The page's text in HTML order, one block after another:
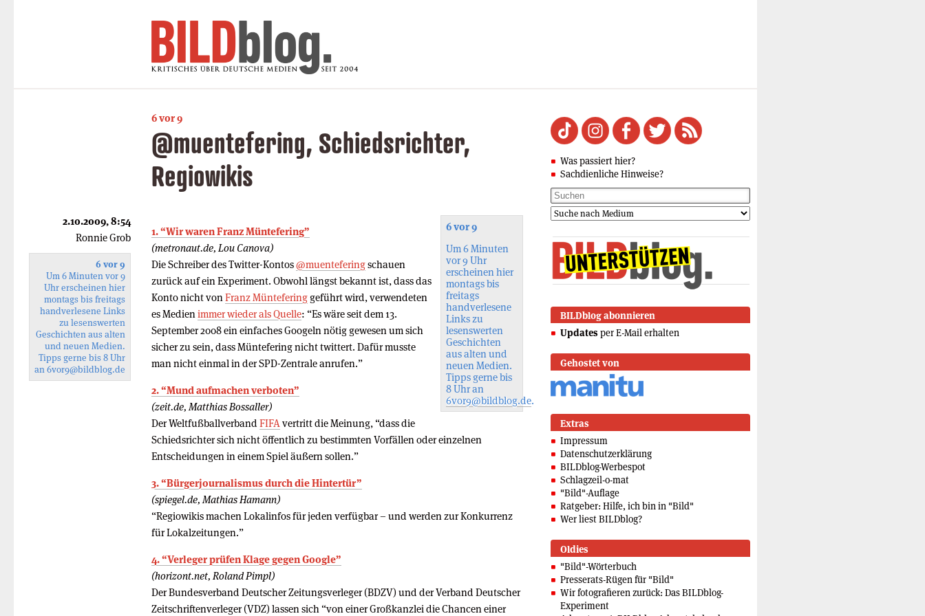
6 vor 9
@muentefering, Schiedsrichter,
Regiowikis
6 vor 9
Um 6 Minuten
vor 9 Uhr
erscheinen hier
montags bis
freitags
handverlesene
Links zu
lesenswerten
Geschichten
aus alten und
neuen Medien.
Tipps gerne bis
8 Uhr an
6vor9@bildblog.de.
1. “Wir waren Franz Müntefering”
(metronaut.de, Lou Canova)
Die Schreiber des Twitter-Kontos@muenteferingschauen
zurück auf ein Experiment. Obwohl längst bekannt ist, dass das
Konto nicht von Franz Münteferinggeführt wird, verwendeten
es Medien immer wieder als Quelle: “Es wäre seit dem 13.
September 2008 ein einfaches Googeln nötig gewesen um sich
sicher zu sein, dass Müntefering nicht twittert. Dafür musste
man nicht einmal in der SPD-Zentrale anrufen.”
2. “Mund aufmachen verboten”
(zeit.de, Matthias Bossaller)
Der Weltfußballverband FIFA vertritt die Meinung, “dass die
Schiedsrichter sich nicht öffentlich zu bestimmten Vorfällen oder einzelnen
Entscheidungen in einem Spiel äußern sollen.”
3. “Bürgerjournalismus durch die Hintertür”
(spiegel.de, Mathias Hamann)
“Regiowikis machen Lokalinfos für jeden verfügbar – und werden zur Konkurrenz
für Lokalzeitungen.”
4. “Verleger prüfen Klage gegen Google”
(horizont.net, Roland Pimpl)
Der Bundesverband Deutscher Zeitungsverleger (BDZV) und der Verband Deutscher
Zeitschriftenverleger (VDZ) lassen sich “von einer Großkanzlei die Chancen einer
2.10.2009, 8:54
Ronnie Grob
6 vor 9
Um 6 Minuten vor 9
Uhr erscheinen hier
montags bis freitags
handverlesene Links
zu lesenswerten
Geschichten aus alten
und neuen Medien.
Tipps gerne bis 8 Uhr
an6vor9@bildblog.de
Was passiert hier?
Sachdienliche Hinweise?
BILDblog abonnieren
Updates per E-Mail erhalten
Gehostet von
Extras
Impressum
Datenschutzerklärung
BILDblog-Werbespot
Schlagzeil-o-mat
"Bild"-Auflage
Ratgeber: Hilfe, ich bin in "Bild"
Wer liest BILDblog?
Oldies
"Bild"-Wörterbuch
Presserats-Rügen für "Bild"
Wir fotografieren zurück: Das BILDblog-
Experiment